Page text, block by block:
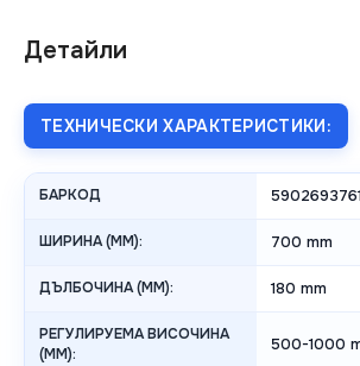
Детайли
ТЕХНИЧЕСКИ ХАРАКТЕРИСТИКИ:
БАРКОД
ШИРИНА (MM): 700 mm
ДЪЛБОЧИНА (MM): 180 mm
РЕГУЛИРУЕМА ВИСОЧИНА
(MM):
500-1000